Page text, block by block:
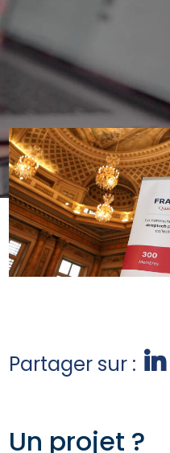
Partager sur :
Un projet ?